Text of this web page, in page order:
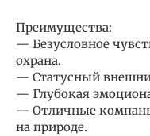
Преимущества:
— Безусловное
охрана.
— Статусный
— Глубокая
— Отличные
на природе.